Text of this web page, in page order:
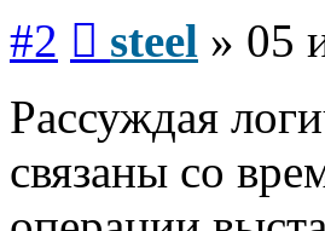
#2 steel » 05
Рассуждая
связаны со